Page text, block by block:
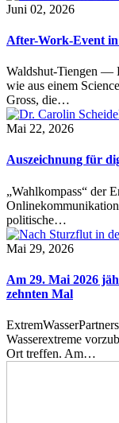
Juni 02, 2026
After-Work-Event
Waldshut-Tiengen —
wie aus einem
Gross, die…
Mai 22, 2026
Auszeichnung für
„Wahlkompass“ der
politische…
Mai 29, 2026
Am 29. Mai 2026
zehnten Mal
Wasserextreme
Ort treffen. Am…